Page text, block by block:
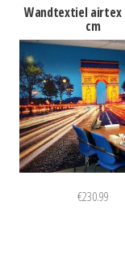
Wandtextiel airtex
cm
€230.99